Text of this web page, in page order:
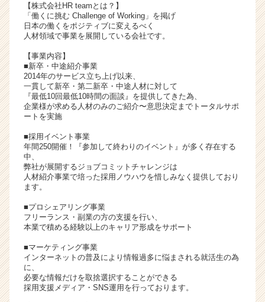
く
就
活
ト
チ
ア
キ
ア
h
e
r
C
a
r
e
r）
【株式会社HR teamとは？】
「働くに挑む Challenge of Working」を掲げ
日本の働くをポジティブに変えるべく
人材領域で事業を展開している会社です。
【事業内容】
■新卒・中途紹介事業
2014年のサービス立ち上げ以来、
一貫して新卒・第二新卒・中途人材に対して
『最低10回最低10時間の面談』を提供してきた為、
企業様が求める人材のみのご紹介〜意思決定までトータルサポ
ートを実施
■採用イベント事業
年間250開催！『参加して終わりのイベント』が多く存在する
中、
弊社が展開するジョブコミットチャレンジは
人材紹介事業で培った採用ノウハウを惜しみなく提供しており
ます。
■プロシェアリング事業
フリーランス・副業の方の支援を行い、
本業で積める経験以上のキャリア形成をサポート
■マーケティング事業
インターネットの普及により情報過多に悩まされる就活生の為
に、
必要な情報だけを取捨選択することができる
採用支援メディア・SNS運用を行っております。